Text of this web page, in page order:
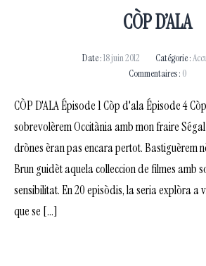
CÒP D’ALA
Date :18 juin 2012 Catégorie :
Commentaires : 0
CÒP D'ALA Épisode 1 Còp d'ala Épisode 4
sobrevolèrem Occitània amb mon fraire
drònes èran pas encara pertot. Bastiguèrem
Brun guidèt aquela colleccion de filmes amb
sensibilitat. En 20 episòdis, la seria explòra a
que se […]